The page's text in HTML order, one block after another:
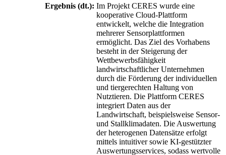
Ergebnis (dt.): Im Projekt CERES wurde eine
kooperative Cloud-Plattform
entwickelt, welche die Integration
mehrerer Sensorplattformen
ermöglicht. Das Ziel des Vorhabens
besteht in der Steigerung der
Wettbewerbsfähigkeit
landwirtschaftlicher Unternehmen
durch die Förderung der individuellen
und tiergerechten Haltung von
Nutztieren. Die Plattform CERES
integriert Daten aus der
Landwirtschaft, beispielsweise Sensor-
und Stallklimadaten. Die Auswertung
der heterogenen Datensätze erfolgt
mittels intuitiver sowie KI-gestützter
Auswertungsservices, sodass wertvolle